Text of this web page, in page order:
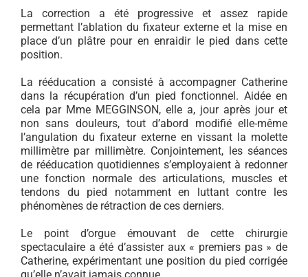
La correction a été progressive et assez rapide
permettant l’ablation du fixateur externe et la mise en
place d’un plâtre pour en enraidir le pied dans cette
position.
La rééducation a consisté à accompagner Catherine
dans la récupération d’un pied fonctionnel. Aidée en
cela par Mme MEGGINSON, elle a, jour après jour et
non sans douleurs, tout d’abord modifié elle-même
l’angulation du fixateur externe en vissant la molette
millimètre par millimètre. Conjointement, les séances
de rééducation quotidiennes s’employaient à redonner
une fonction normale des articulations, muscles et
tendons du pied notamment en luttant contre les
phénomènes de rétraction de ces derniers.
Le point d’orgue émouvant de cette chirurgie
spectaculaire a été d’assister aux « premiers pas » de
Catherine, expérimentant une position du pied corrigée